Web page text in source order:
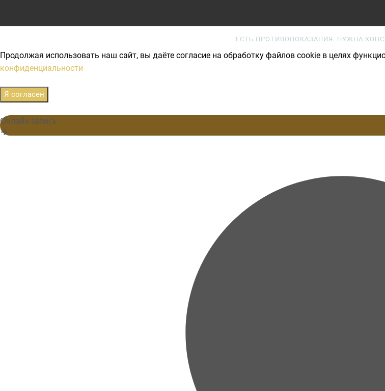
ЕСТЬ ПРОТИВОПОКАЗАНИЯ. НУЖНА
Продолжая использовать наш сайт, вы даёте согласие на обработку файлов cookie в целях
конфиденциальности
Я согласен